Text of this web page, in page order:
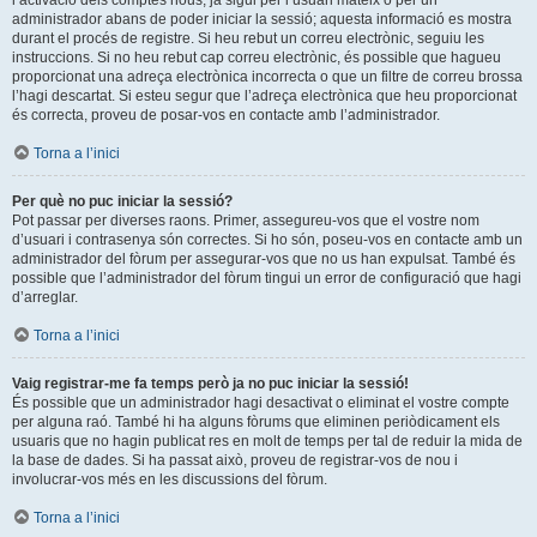
administrador abans de poder iniciar la sessió; aquesta informació es mostra
durant el procés de registre. Si heu rebut un correu electrònic, seguiu les
instruccions. Si no heu rebut cap correu electrònic, és possible que hagueu
proporcionat una adreça electrònica incorrecta o que un filtre de correu brossa
l’hagi descartat. Si esteu segur que l’adreça electrònica que heu proporcionat
és correcta, proveu de posar-vos en contacte amb l’administrador.
Torna a l’inici
Per què no puc iniciar la sessió?
Pot passar per diverses raons. Primer, assegureu-vos que el vostre nom
d’usuari i contrasenya són correctes. Si ho són, poseu-vos en contacte amb un
administrador del fòrum per assegurar-vos que no us han expulsat. També és
possible que l’administrador del fòrum tingui un error de configuració que hagi
d’arreglar.
Torna a l’inici
Vaig registrar-me fa temps però ja no puc iniciar la sessió!
És possible que un administrador hagi desactivat o eliminat el vostre compte
per alguna raó. També hi ha alguns fòrums que eliminen periòdicament els
usuaris que no hagin publicat res en molt de temps per tal de reduir la mida de
la base de dades. Si ha passat això, proveu de registrar-vos de nou i
involucrar-vos més en les discussions del fòrum.
Torna a l’inici